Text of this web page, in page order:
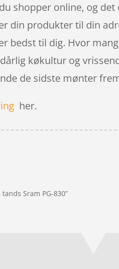
shopper online, og
din produkter til din
bedst til dig. Hvor
køkultur og
de sidste mønter
her.
Sram PG-830”